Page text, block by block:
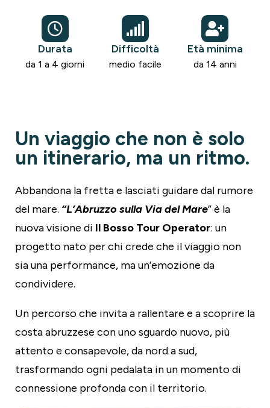
Durata
da 1 a 4 giorni
Difficoltà
medio facile
Età minima
da 14 anni
Un viaggio che non è solo
un itinerario, ma un ritmo.
Abbandona la fretta e lasciati guidare dal rumore
del mare. “L’Abruzzo sulla Via del Mare” è la
nuova visione di Il Bosso Tour Operator: un
progetto nato per chi crede che il viaggio non
sia una performance, ma un’emozione da
condividere.
Un percorso che invita a rallentare e a scoprire la
costa abruzzese con uno sguardo nuovo, più
attento e consapevole, da nord a sud,
trasformando ogni pedalata in un momento di
connessione profonda con il territorio.